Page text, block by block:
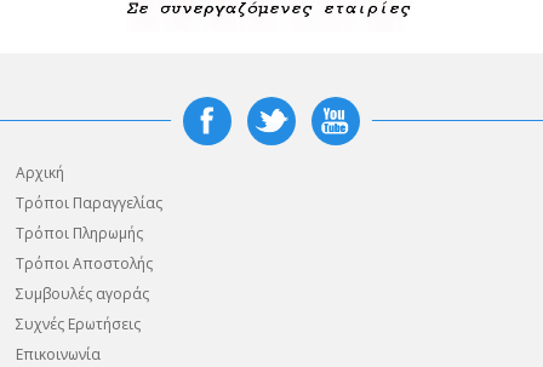
Αρχική
Τρόποι Παραγγελίας
Τρόποι Πληρωμής
Τρόποι Αποστολής
Συμβουλές αγοράς
Συχνές Ερωτήσεις
Επικοινωνία